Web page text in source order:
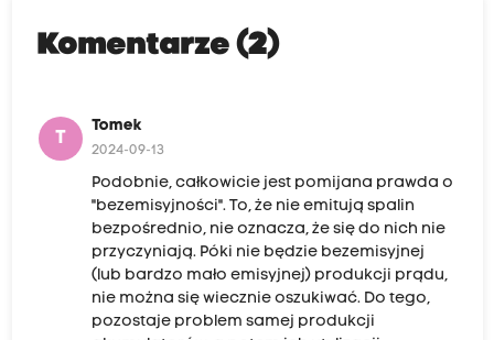
Komentarze (2)
T
Tomek
2024-09-13
Podobnie, całkowicie jest pomijana prawda o
"bezemisyjności". To, że nie emitują spalin
bezpośrednio, nie oznacza, że się do nich nie
przyczyniają. Póki nie będzie bezemisyjnej
(lub bardzo mało emisyjnej) produkcji prądu,
nie można się wiecznie oszukiwać. Do tego,
pozostaje problem samej produkcji